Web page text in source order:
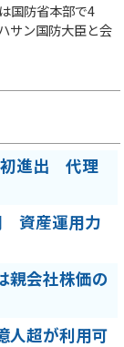
国防省本部で4
サン国防大臣と会
初進出 代理
資産運用力
親会社株価の
人超が利用可